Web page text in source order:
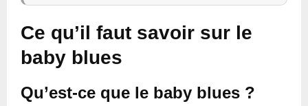
Ce qu’il faut savoir sur le
baby blues
Qu’est-ce que le baby blues ?